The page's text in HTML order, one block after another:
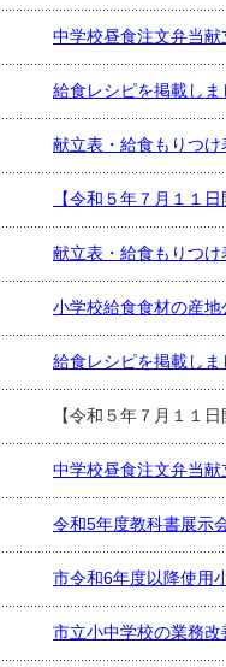
中学校昼食注文弁当
給食レシピを掲載しま
献立表・給食もりつ
【令和５年７月１１
献立表・給食もりつ
小学校給食食材の産
給食レシピを掲載しま
【令和５年７月１１
中学校昼食注文弁当
令和5年度教科書展示
市令和6年度以降使用
市立小中学校の業務